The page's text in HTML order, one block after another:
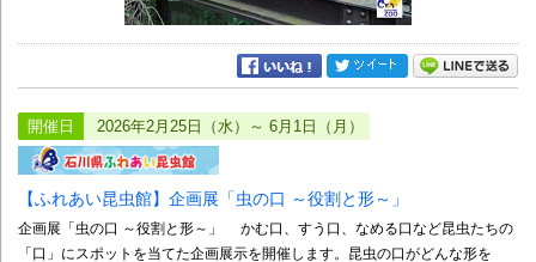
開催日 2026年2月25日（水）～ 6月1日（月）
【ふれあい昆虫館】企画展「虫の口 ～役割と形～」
企画展「虫の口 ～役割と形～」 かむ口、すう口、なめる口など昆虫たちの
「口」にスポットを当てた企画展示を開催します。昆虫の口がどんな形を